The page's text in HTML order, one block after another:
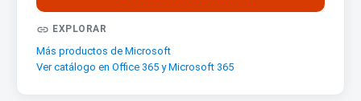
 EXPLORAR
Más productos de Microsoft
Ver catálogo en Office 365 y Microsoft 365